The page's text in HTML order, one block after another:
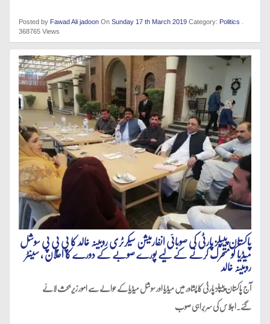
Posted by Fawad Ali jadoon On Sunday 17 th March 2019 Category: Politics
368765 Views
پاکستان پیپلز پارٹی کی صوبائی انفارمیشن سیکرٹری روبینہ خالد کا پی پی پی سوشل
میڈیا کو متحرک کرنے کے لیے پورے صوبے کے دورے کا اعلان ، سینٹر
روبینہ خالد
آج پاکستان پیپلز پارٹی کا پشاور میں میڈیا اور سوشل میڈیا کے حوالے سے امور زیر بحث لائے
گئے.اجلاس کی سربراہی صوب